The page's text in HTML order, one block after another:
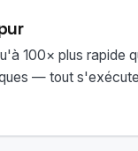
100× plus rapide
— tout